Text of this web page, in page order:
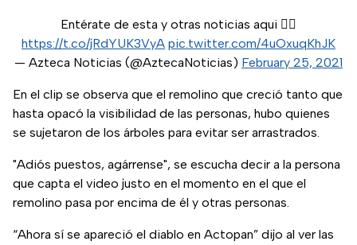
Entérate de esta y otras noticias aqui 👉🏼
https://t.co/jRdYUK3VyA pic.twitter.com/4uOxuqKhJK
— Azteca Noticias (@AztecaNoticias) February 25, 2021
En el clip se observa que el remolino que creció tanto que
hasta opacó la visibilidad de las personas, hubo quienes
se sujetaron de los árboles para evitar ser arrastrados.
"Adiós puestos, agárrense", se escucha decir a la persona
que capta el video justo en el momento en el que el
remolino pasa por encima de él y otras personas.
“Ahora sí se apareció el diablo en Actopan” dijo al ver las